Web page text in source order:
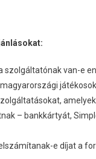
szolgáltatónak van-e
– bankkártyát,
e díjat a